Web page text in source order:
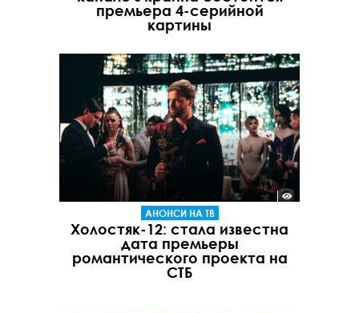
премьера 4-серийной
картины
АНОНСИ НА ТВ
Холостяк-12: стала известна
дата премьеры
романтического проекта на
СТБ